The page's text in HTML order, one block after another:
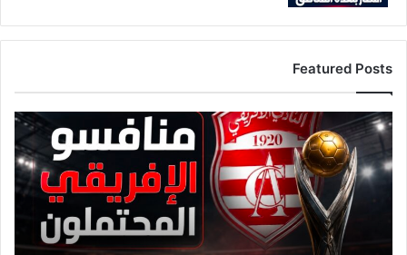
Featured Posts
قائمة
منافسي
النادي
الإفريقي